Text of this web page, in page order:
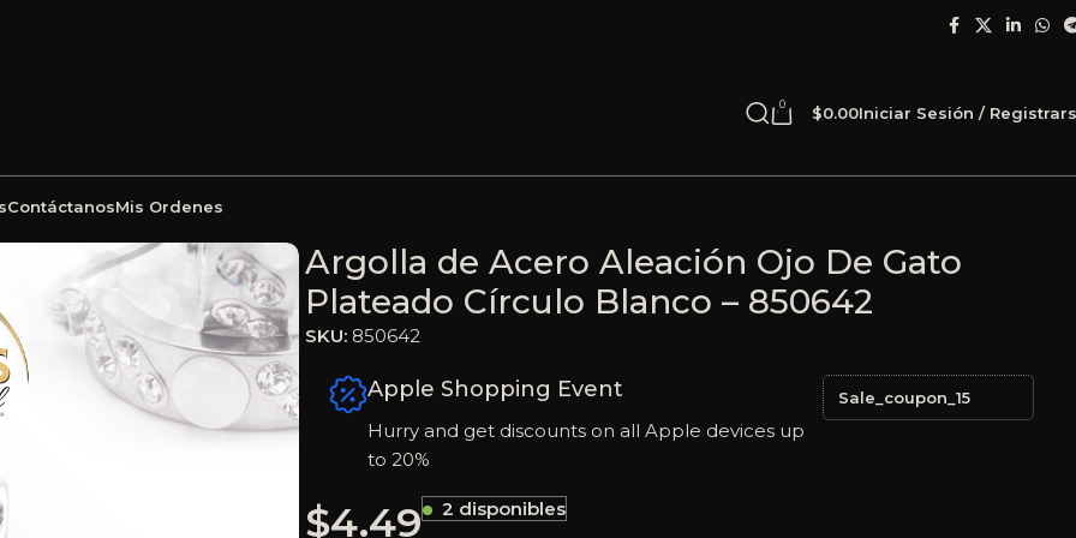
0 $0.00Iniciar Sesión /
ContáctanosMis Ordenes
Argolla de Acero Aleación Ojo De Gato
Plateado Círculo Blanco – 850642
SKU: 850642
Apple Shopping Event
Hurry and get discounts on all Apple devices up
to 20%
Sale_coupon_15
$4.49 2 disponibles